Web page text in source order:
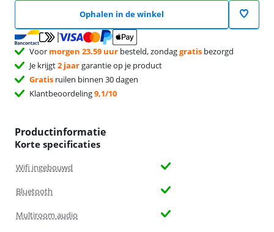
Ophalen in de winkel
Voor morgen 23.59 uur besteld, zondaggratis bezorgd
Je krijgt2 jaargarantie op je product
Gratis ruilen binnen 30 dagen
Klantbeoordeling9,1/10
Productinformatie
Korte specificaties
Wifi ingebouwd
Bluetooth
Multiroom audio